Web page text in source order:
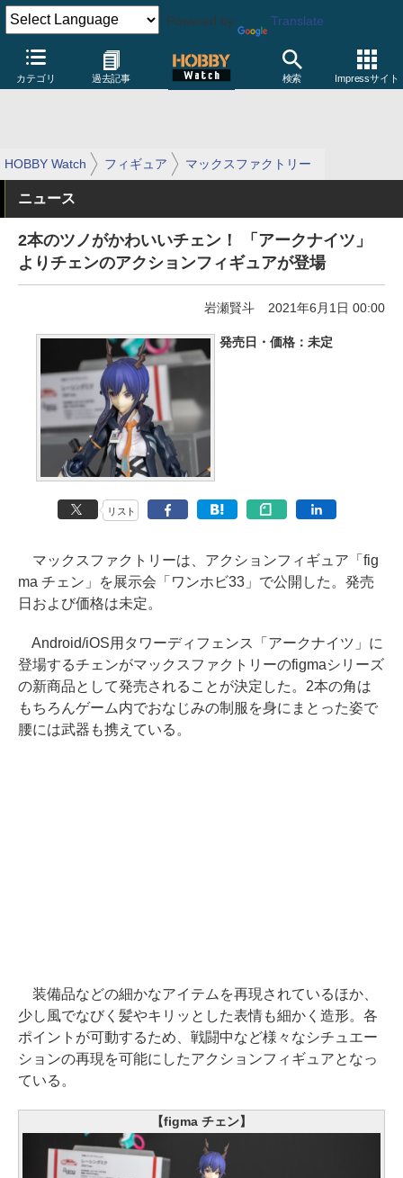
Powered by Translate
カテゴリ 過去記事 検索 Impressサイト
HOBBY Watch フィギュア マックスファクトリー
ニュース
2本のツノがかわいいチェン！ 「アークナイツ」
よりチェンのアクションフィギュアが登場
岩瀬賢斗 2021年6月1日 00:00
発売日・価格：未定
リスト
マックスファクトリーは、アクションフィギュア「fig
ma チェン」を展示会「ワンホビ33」で公開した。発売
日および価格は未定。
Android/iOS用タワーディフェンス「アークナイツ」に
登場するチェンがマックスファクトリーのfigmaシリーズ
の新商品として発売されることが決定した。2本の角は
もちろんゲーム内でおなじみの制服を身にまとった姿で
腰には武器も携えている。
装備品などの細かなアイテムを再現されているほか、
少し風でなびく髪やキリッとした表情も細かく造形。各
ポイントが可動するため、戦闘中など様々なシチュエー
ションの再現を可能にしたアクションフィギュアとなっ
ている。
【figma チェン】